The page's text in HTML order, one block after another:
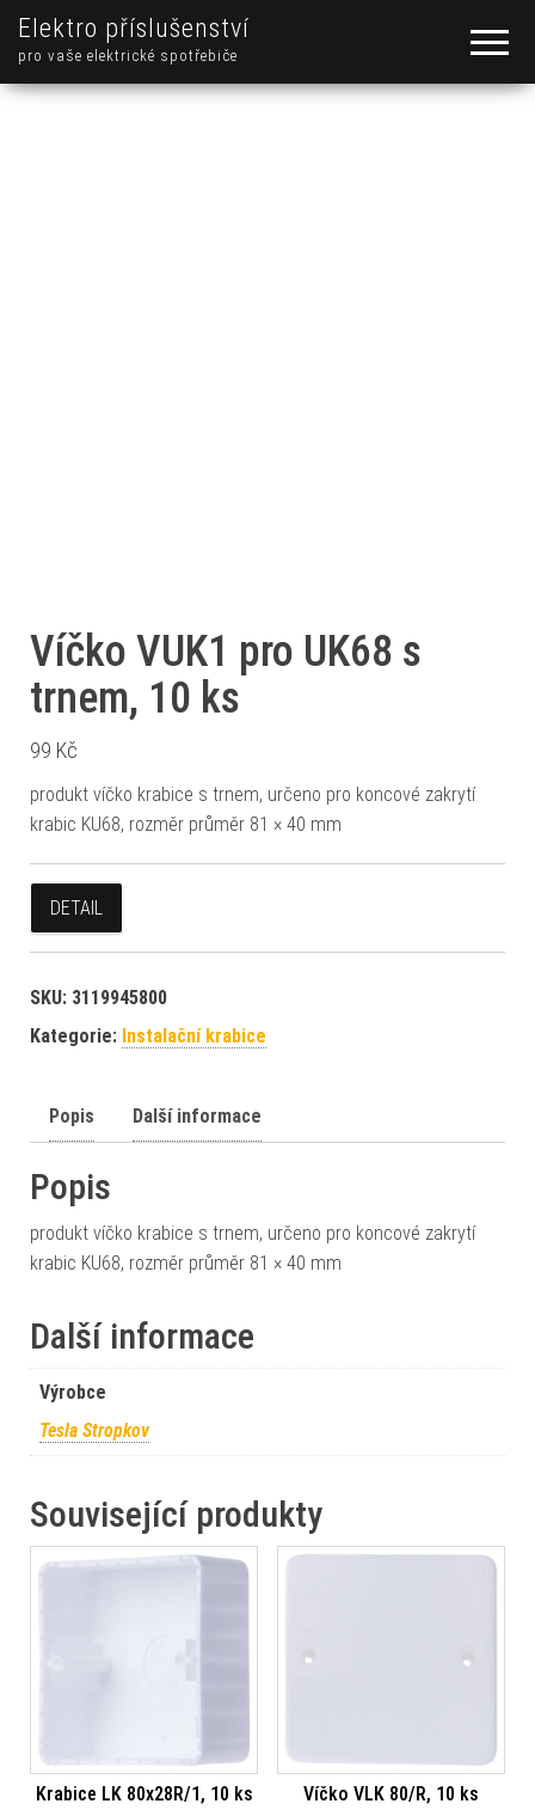
Elektro příslušenství
pro vaše elektrické spotřebiče
Víčko VUK1 pro UK68 s
trnem, 10 ks
99 Kč
produkt víčko krabice s trnem, určeno pro koncové zakrytí
krabic KU68, rozměr průměr 81 × 40 mm
DETAIL
SKU: 3119945800
Kategorie: Instalační krabice
Popis Další informace
Popis
produkt víčko krabice s trnem, určeno pro koncové zakrytí
krabic KU68, rozměr průměr 81 × 40 mm
Další informace
Výrobce
Tesla Stropkov
Související produkty
Krabice LK 80x28R/1, 10 ks Víčko VLK 80/R, 10 ks